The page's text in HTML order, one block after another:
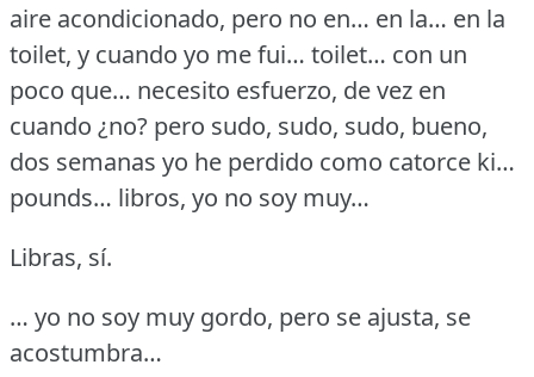
aire acondicionado, pero no en… en la… en la
toilet, y cuando yo me fui… toilet… con un
poco que… necesito esfuerzo, de vez en
cuando ¿no? pero sudo, sudo, sudo, bueno,
dos semanas yo he perdido como catorce ki…
pounds… libros, yo no soy muy…
Libras, sí.
… yo no soy muy gordo, pero se ajusta, se
acostumbra…